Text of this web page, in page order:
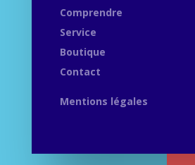
Comprendre
Service
Boutique
Contact
Mentions légales